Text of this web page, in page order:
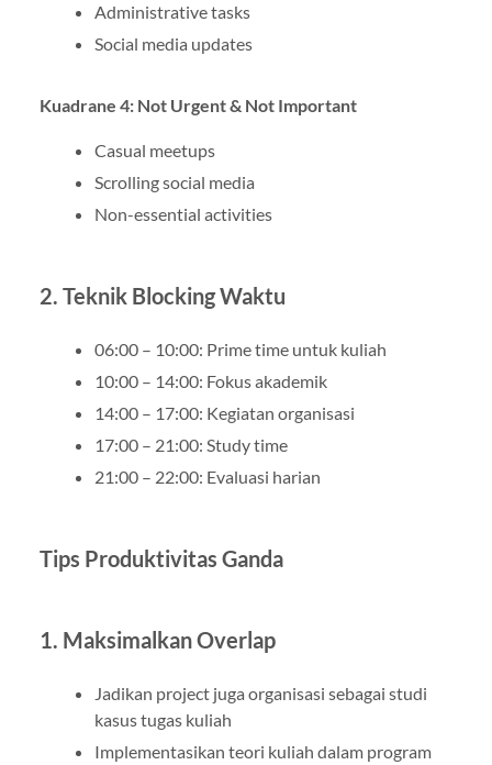
Administrative tasks
Social media updates
Kuadrane 4: Not Urgent & Not Important
Casual meetups
Scrolling social media
Non-essential activities
2. Teknik Blocking Waktu
06:00 – 10:00: Prime time untuk kuliah
10:00 – 14:00: Fokus akademik
14:00 – 17:00: Kegiatan organisasi
17:00 – 21:00: Study time
21:00 – 22:00: Evaluasi harian
Tips Produktivitas Ganda
1. Maksimalkan Overlap
Jadikan project juga organisasi sebagai studi
kasus tugas kuliah
Implementasikan teori kuliah dalam program